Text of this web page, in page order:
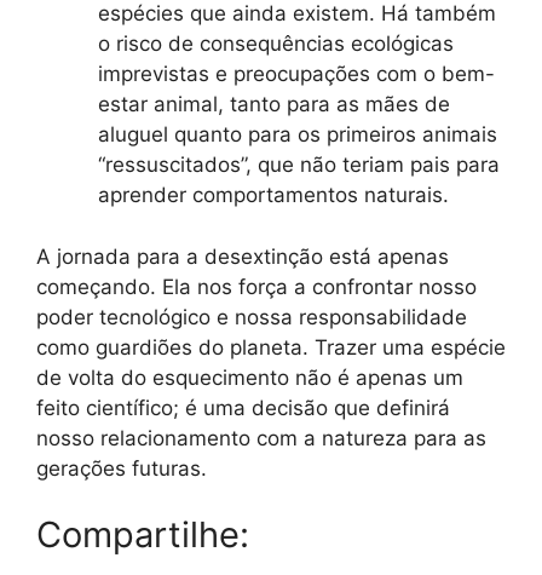
espécies que ainda existem. Há também
o risco de consequências ecológicas
imprevistas e preocupações com o bem-
estar animal, tanto para as mães de
aluguel quanto para os primeiros animais
“ressuscitados”, que não teriam pais para
aprender comportamentos naturais.
A jornada para a desextinção está apenas
começando. Ela nos força a confrontar nosso
poder tecnológico e nossa responsabilidade
como guardiões do planeta. Trazer uma espécie
de volta do esquecimento não é apenas um
feito científico; é uma decisão que definirá
nosso relacionamento com a natureza para as
gerações futuras.
Compartilhe: